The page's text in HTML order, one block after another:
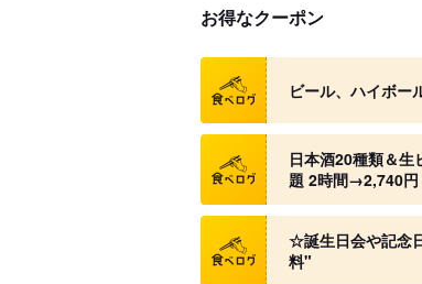
お得なクーポン
クーポン
ビール、ハイボー
クーポン
日本酒20種類＆
題 2時間→2,740円
クーポン
☆誕生日会や記念
料"